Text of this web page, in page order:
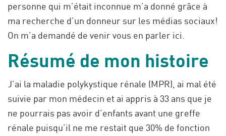
personne qui m’était inconnue m’a donné grâce à
ma recherche d’un donneur sur les médias sociaux!
On m’a demandé de venir vous en parler ici.
Résumé de mon histoire
J’ai la maladie polykystique rénale (MPR), ai mal été
suivie par mon médecin et ai appris à 33 ans que je
ne pourrais pas avoir d’enfants avant une greffe
rénale puisqu’il ne me restait que 30% de fonction